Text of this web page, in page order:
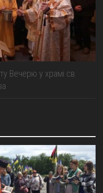
Вечерю у храмі св.